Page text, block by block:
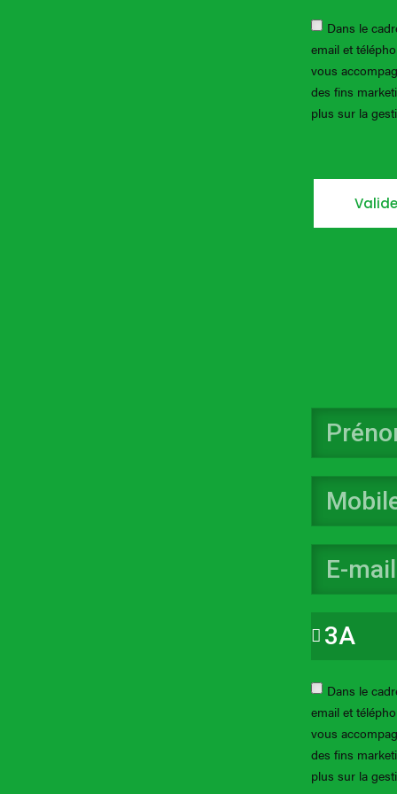
Dans le
email et
vous
des fins
plus sur la
Dans le
email et
vous
des fins
plus sur la